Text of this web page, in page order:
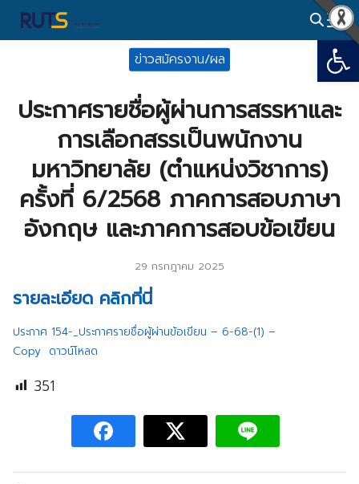
Skip
ข่าวสมัครงาน/ผล
ประกาศรายชื่อผู้ผ่านการสรรหาและ
การเลือกสรรเป็นพนักงาน
มหาวิทยาลัย (ตำแหน่งวิชาการ)
ครั้งที่ 6/2568 ภาคการสอบภาษา
อังกฤษ และภาคการสอบข้อเขียน
29 กรกฎาคม 2025
รายละเอียด คลิกที่นี่
ประกาศ 154-_ประกาศรายชื่อผู้ผ่านข้อเขียน – 6-68-(1) –
Copy ดาวน์โหลด
351